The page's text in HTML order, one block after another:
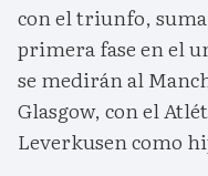
con el triunfo,
primera fase en el
se medirán al
Glasgow, con el
Leverkusen como